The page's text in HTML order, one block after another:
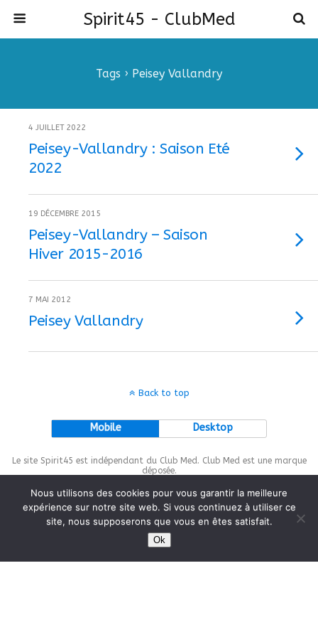
Spirit45 - ClubMed
Tags › Peisey Vallandry
4 JUILLET 2022
Peisey-Vallandry : Saison Eté
2022
19 DÉCEMBRE 2015
Peisey-Vallandry – Saison
Hiver 2015-2016
7 MAI 2012
Peisey Vallandry
Back to top
Mobile Desktop
Le site Spirit45 est indépendant du Club Med. Club Med est une marque
déposée.
This site is protected bywp-copyrightpro.com
Nous utilisons des cookies pour vous garantir la meilleure
expérience sur notre site web. Si vous continuez à utiliser ce
site, nous supposerons que vous en êtes satisfait.
Ok